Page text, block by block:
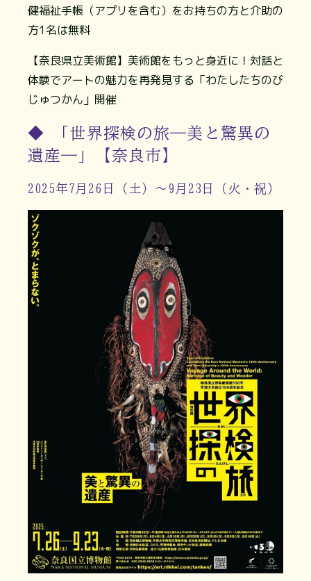
健福祉手帳（アプリを含む）をお持ちの方と介助の
方1名は無料
【奈良県立美術館】美術館をもっと身近に！対話と
体験でアートの魅力を再発見する「わたしたちのび
じゅつかん」開催
◆ 「世界探検の旅―美と驚異の
遺産―」【奈良市】
2025年7月26日（土）～9月23日（火・祝）